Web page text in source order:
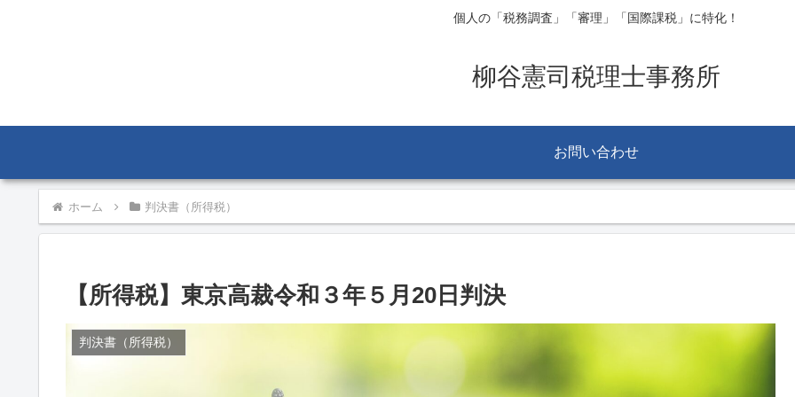
個人の「税務調査」「審理」「国際課税」に特化！
柳谷憲司税理士事務所
お問い合わせ
ホーム 判決書（所得税）
【所得税】東京高裁令和３年５月20日判決
判決書（所得税）